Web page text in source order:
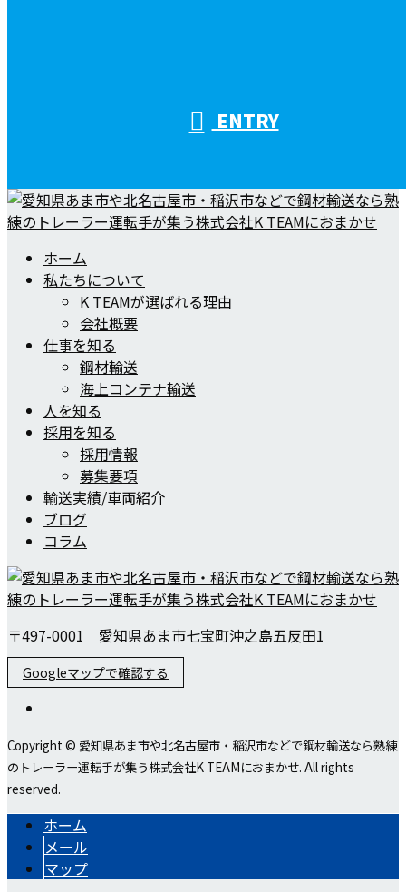
ENTRY
ホーム
私たちについて
K TEAMが選ばれる理由
会社概要
仕事を知る
鋼材輸送
海上コンテナ輸送
人を知る
採用を知る
採用情報
募集要項
輸送実績/車両紹介
ブログ
コラム
〒497-0001 愛知県あま市七宝町沖之島五反田1
Googleマップで確認する
Copyright © 愛知県あま市や北名古屋市・稲沢市などで鋼材輸送なら熟練
のトレーラー運転手が集う株式会社K TEAMにおまかせ. All rights
reserved.
ホーム
メール
マップ